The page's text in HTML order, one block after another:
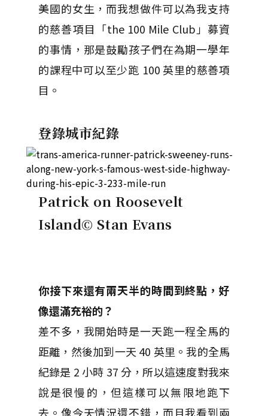
美國的女生，而我想做件可以為我支持
的慈善項目「the 100 Mile Club」募資
的事情，那是鼓勵孩子們在為期一學年
的課程中可以至少跑 100 英里的慈善項
目。
登錄城市紀錄
Patrick on Roosevelt
Island© Stan Evans
你接下來還有兩天半的時間到終點，好
像還滿充裕的？
差不多，我開始時是一天跑一程全馬的
距離，然後加到一天 40 英里。我的全馬
紀錄是 2 小時 37 分，所以這速度對我來
說是很慢的，但這樣可以無限地跑下
去。像今天情況還不錯，而且我看到兩